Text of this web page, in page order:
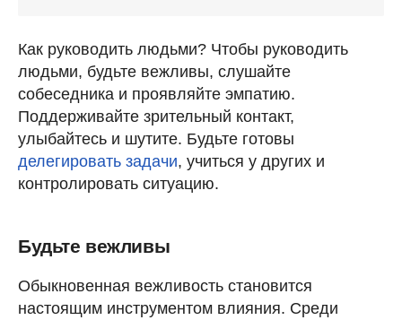
Как руководить людьми? Чтобы руководить
людьми, будьте вежливы, слушайте
собеседника и проявляйте эмпатию.
Поддерживайте зрительный контакт,
улыбайтесь и шутите. Будьте готовы
делегировать задачи, учиться у других и
контролировать ситуацию.
Будьте вежливы
Обыкновенная вежливость становится
настоящим инструментом влияния. Среди